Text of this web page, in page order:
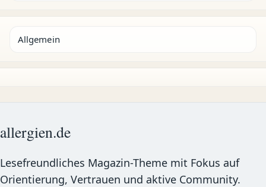
Allgemein
allergien.de
Lesefreundliches Magazin-Theme mit Fokus auf
Orientierung, Vertrauen und aktive Community.